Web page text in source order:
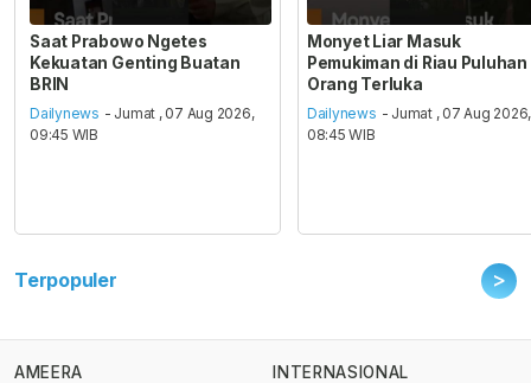
Saat Prabowo Ngetes
Kekuatan Genting Buatan
BRIN
Dailynews - Jumat , 07 Aug 2026,
09:45 WIB
Monyet Liar Masuk
Pemukiman di Riau Puluhan
Orang Terluka
Dailynews - Jumat , 07 Aug 2026,
08:45 WIB
Terpopuler >
AMEERA
INTERNASIONAL